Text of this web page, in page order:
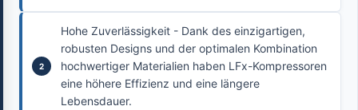
Hohe Zuverlässigkeit - Dank des einzigartigen,
robusten Designs und der optimalen Kombination
hochwertiger Materialien haben LFx-Kompressoren
eine höhere Effizienz und eine längere
Lebensdauer.